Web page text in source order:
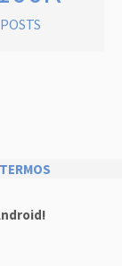
POSTS
TERMOS